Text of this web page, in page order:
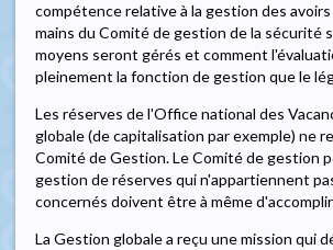
compétence relative à la gestion des
mains du Comité de gestion de la sécurité
moyens seront gérés et comment
pleinement la fonction de gestion que le
Les réserves de l'Office national des
globale (de capitalisation par exemple) ne
Comité de Gestion. Le Comité de gestion
gestion de réserves qui n'appartiennent
concernés doivent être à même
La Gestion globale a reçu une mission qui